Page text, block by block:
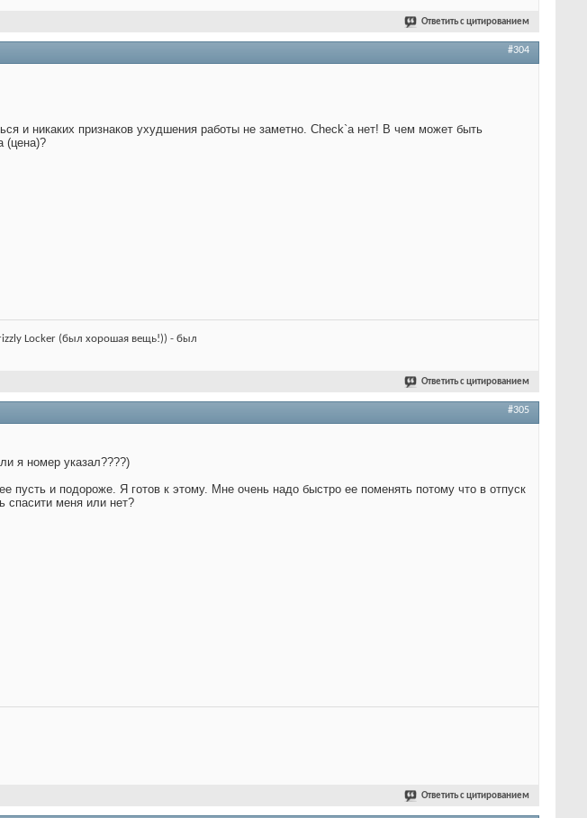
Ответить с цитированием
#304
и никаких признаков ухудшения работы не заметно. Check`а нет! В чем может быть
(цена)?
Locker (был хорошая вещь!)) - был
Ответить с цитированием
#305
я номер указал????)
пусть и подороже. Я готов к этому. Мне очень надо быстро ее поменять потому что в отпуск
меня или нет?
Ответить с цитированием